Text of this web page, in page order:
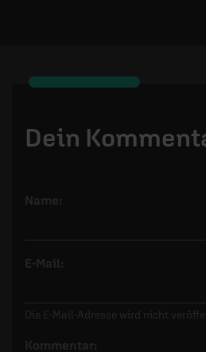
Dein
Name:
E-Mail:
Die E-Mail-Adresse wird nicht
Kommentar: